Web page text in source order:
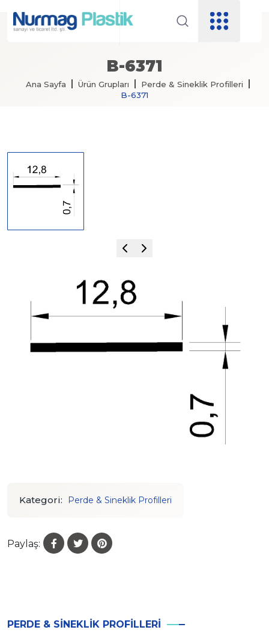
B-6371
Ana Sayfa Ürün Grupları
Perde & Sineklik Profilleri
B-6371
Kategori: Perde & Sineklik Profilleri
Paylaş:
PERDE & SINEKLIK PROFILLERI